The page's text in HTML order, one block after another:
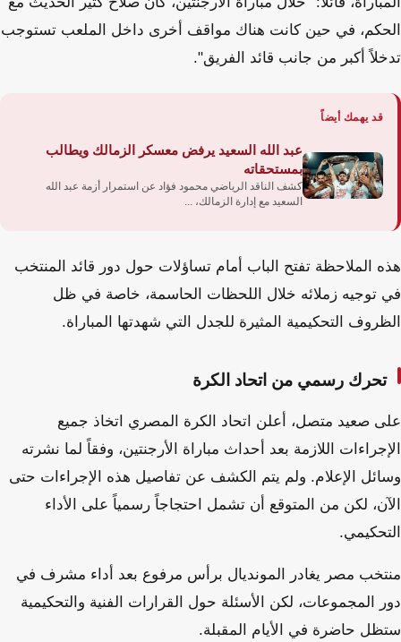
الحكم، في حين كانت هناك مواقف أخرى داخل الملعب تستوجب
تدخلاً أكبر من جانب قائد الفريق".
قد يهمك أيضاً
عبد الله السعيد يرفض معسكر الزمالك ويطالب
بمستحقاته
كشف الناقد الرياضي محمود فؤاد عن استمرار أزمة عبد الله
السعيد مع إدارة الزمالك، ...
هذه الملاحظة تفتح الباب أمام تساؤلات حول دور قائد المنتخب
في توجيه زملائه خلال اللحظات الحاسمة، خاصة في ظل
الظروف التحكيمية المثيرة للجدل التي شهدتها المباراة.
تحرك رسمي من اتحاد الكرة
على صعيد متصل، أعلن اتحاد الكرة المصري اتخاذ جميع
الإجراءات اللازمة بعد أحداث مباراة الأرجنتين، وفقاً لما نشرته
وسائل الإعلام. ولم يتم الكشف عن تفاصيل هذه الإجراءات حتى
الآن، لكن من المتوقع أن تشمل احتجاجاً رسمياً على الأداء
التحكيمي.
منتخب مصر يغادر المونديال برأس مرفوع بعد أداء مشرف في
دور المجموعات، لكن الأسئلة حول القرارات الفنية والتحكيمية
ستظل حاضرة في الأيام المقبلة.